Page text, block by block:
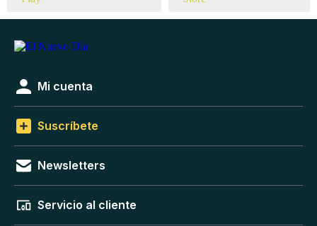
Mi cuenta
Suscríbete
Newsletters
Servicio al cliente